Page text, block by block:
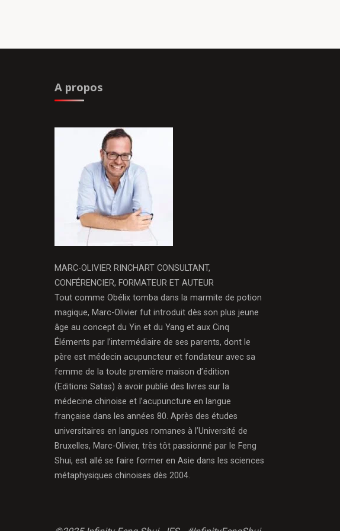
A propos
MARC-OLIVIER RINCHART CONSULTANT,
CONFÉRENCIER, FORMATEUR ET AUTEUR
Tout comme Obélix tomba dans la marmite de potion
magique, Marc-Olivier fut introduit dès son plus jeune
âge au concept du Yin et du Yang et aux Cinq
Éléments par l’intermédiaire de ses parents, dont le
père est médecin acupuncteur et fondateur avec sa
femme de la toute première maison d’édition
(Editions Satas) à avoir publié des livres sur la
médecine chinoise et l’acupuncture en langue
française dans les années 80. Après des études
universitaires en langues romanes à l’Université de
Bruxelles, Marc-Olivier, très tôt passionné par le Feng
Shui, est allé se faire former en Asie dans les sciences
métaphysiques chinoises dès 2004.